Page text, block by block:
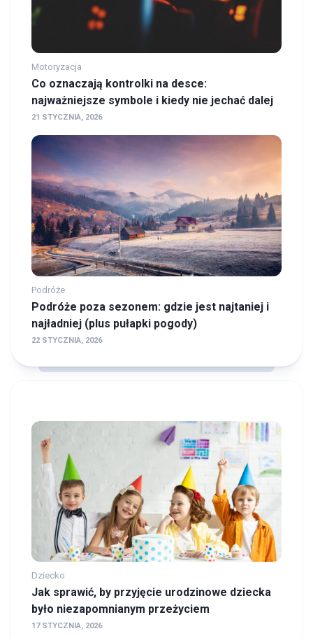
Motoryzacja
Co oznaczają kontrolki na desce:
najważniejsze symbole i kiedy nie jechać dalej
21 STYCZNIA, 2026
Podróże
Podróże poza sezonem: gdzie jest najtaniej i
najładniej (plus pułapki pogody)
22 STYCZNIA, 2026
Dziecko
Jak sprawić, by przyjęcie urodzinowe dziecka
było niezapomnianym przeżyciem
17 STYCZNIA, 2026